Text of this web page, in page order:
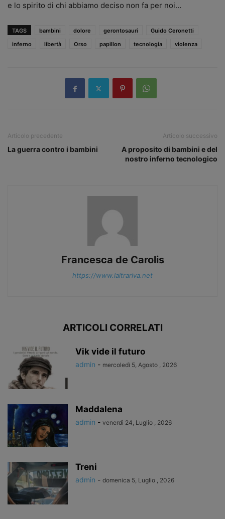
e lo spirito di chi abbiamo deciso non fa per noi…
TAGS bambini dolore gerontosauri
Guido Ceronetti
inferno
libertà Orso papillon tecnologia violenza
Articolo precedente
La guerra contro i bambini
Articolo successivo
A proposito di bambini e del
nostro inferno tecnologico
Francesca de Carolis
https://www.laltrariva.net
ARTICOLI CORRELATI
Vik vide il futuro
admin - mercoledì 5, Agosto , 2026
Maddalena
admin - venerdì 24, Luglio , 2026
Treni
admin - domenica 5, Luglio , 2026